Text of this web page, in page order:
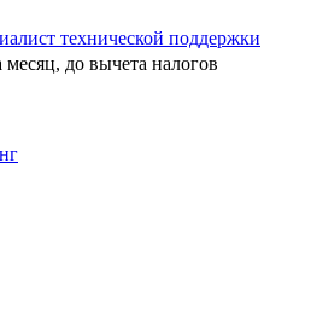
технической поддержки
месяц, до вычета налогов